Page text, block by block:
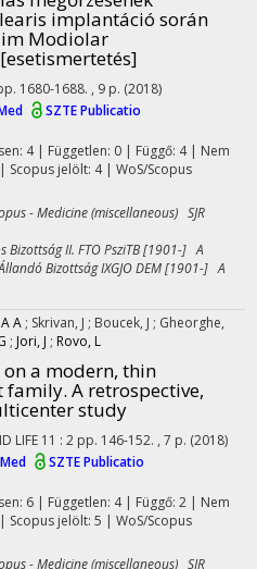
implantáció során
Modiolar
1680-1688. , 9 p. (2018)
SZTE Publicatio
4| Független: 0 | Függő: 4 | Nem
Scopus jelölt: 4 | WoS/Scopus
- Medicine (miscellaneous) SJR
Bizottság II. FTO PsziTB [1901-] A
Bizottság IXGJO DEM [1901-] A
A ; Skrivan, J ; Boucek, J ; Gheorghe,
; Jori, J ; Rovo, L
a modern, thin
A retrospective,
study
LIFE 11 : 2 pp. 146-152. , 7 p. (2018)
SZTE Publicatio
6| Független: 4 | Függő: 2 | Nem
Scopus jelölt: 5 | WoS/Scopus
- Medicine (miscellaneous) SJR